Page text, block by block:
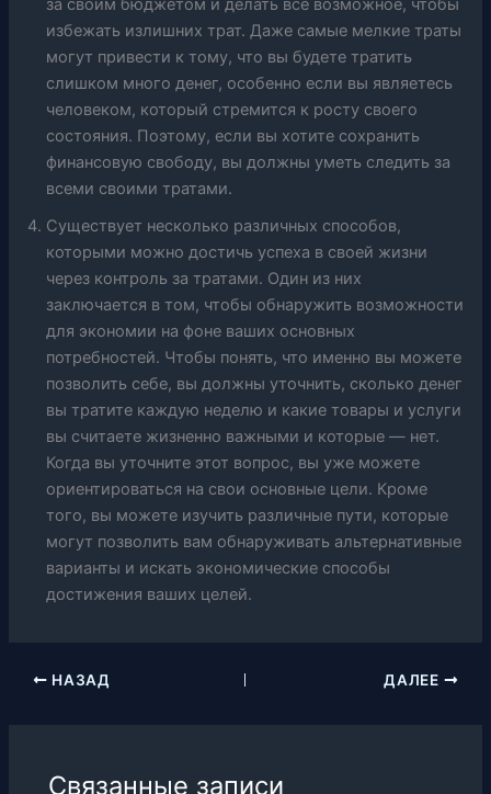
за своим бюджетом и делать всё возможное, чтобы
избежать излишних трат. Даже самые мелкие траты
могут привести к тому, что вы будете тратить
слишком много денег, особенно если вы являетесь
человеком, который стремится к росту своего
состояния. Поэтому, если вы хотите сохранить
финансовую свободу, вы должны уметь следить за
всеми своими тратами.
Существует несколько различных способов,
которыми можно достичь успеха в своей жизни
через контроль за тратами. Один из них
заключается в том, чтобы обнаружить возможности
для экономии на фоне ваших основных
потребностей. Чтобы понять, что именно вы можете
позволить себе, вы должны уточнить, сколько денег
вы тратите каждую неделю и какие товары и услуги
вы считаете жизненно важными и которые — нет.
Когда вы уточните этот вопрос, вы уже можете
ориентироваться на свои основные цели. Кроме
того, вы можете изучить различные пути, которые
могут позволить вам обнаруживать альтернативные
варианты и искать экономические способы
достижения ваших целей.
НАЗАД ДАЛЕЕ
Связанные записи